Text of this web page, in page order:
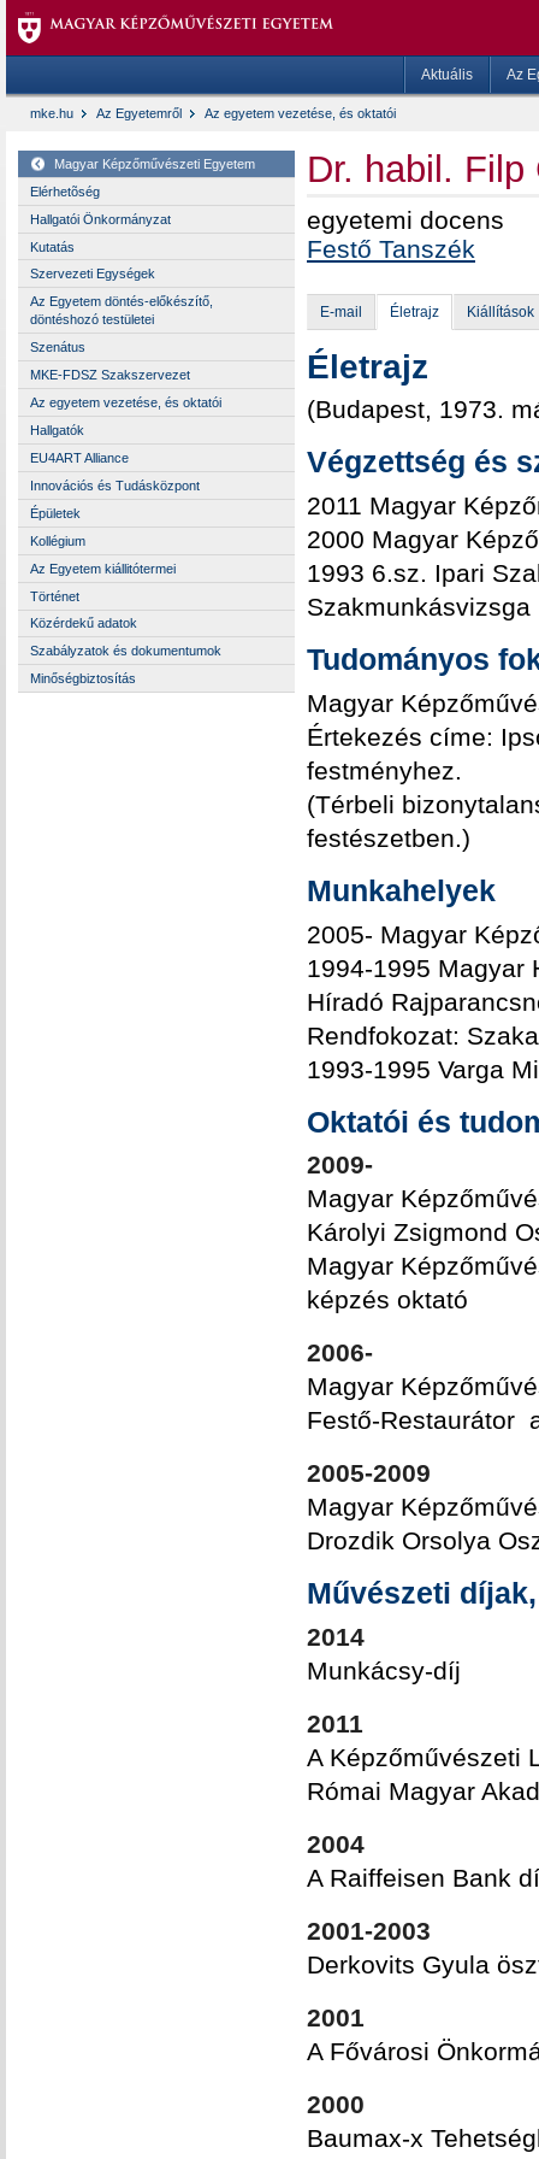
Aktuális Az
mke.hu Az Egyetemről Az egyetem vezetése, és oktatói
Magyar Képzőművészeti Egyetem
Elérhetõség
Hallgatói Önkormányzat
Kutatás
Szervezeti Egységek
Az Egyetem döntés-előkészítő,
döntéshozó testületei
Szenátus
MKE-FDSZ Szakszervezet
Az egyetem vezetése, és oktatói
Hallgatók
EU4ART Alliance
Innovációs és Tudásközpont
Épületek
Kollégium
Az Egyetem kiállitótermei
Történet
Közérdekű adatok
Szabályzatok és dokumentumok
Minőségbiztosítás
Dr. habil.
egyetemi docens
Festő Tanszék
E-mail Életrajz Kiállítások
Életrajz
(Budapest, 1973.
Végzettség és
2011 Magyar
2000 Magyar
1993 6.sz. Ipari
Szakmunkásvizsga
Tudományos
Magyar
Értekezés címe:
festményhez.
(Térbeli
festészetben.)
Munkahelyek
2005- Magyar
1994-1995 Magyar
Híradó
Rendfokozat:
1993-1995 Varga
Oktatói és
2009-
Magyar
Károlyi Zsigmond
Magyar
képzés oktató
2006-
Magyar
Festő-Restaurátor
2005-2009
Magyar
Drozdik Orsolya
Művészeti
2014
Munkácsy-díj
2011
A Képzőművészeti
Római Magyar
2004
A Raiffeisen Bank
2001-2003
Derkovits Gyula
2001
A Fővárosi
2000
Baumax-x